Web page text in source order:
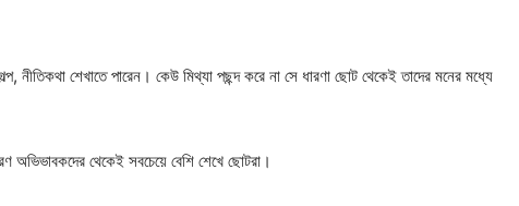
নীতিকথা শেখাতে পারেন। কেউ মিথ্যা পছন্দ করে না সে ধারণা ছোট থেকেই তাদের মনের মধ্যে
অভিভাবকদের থেকেই সবচেয়ে বেশি শেখে ছোটরা।